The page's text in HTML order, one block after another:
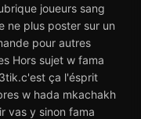
joueurs sang
ne plus poster sur un
pour autres
Hors sujet w fama
ça l'ésprit
w hada mkachakh
vas y sinon fama